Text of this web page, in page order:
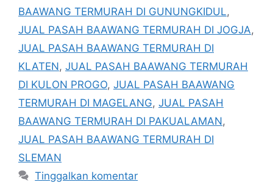
BAAWANG TERMURAH DI GUNUNGKIDUL,
JUAL PASAH BAAWANG TERMURAH DI JOGJA,
JUAL PASAH BAAWANG TERMURAH DI
KLATEN, JUAL PASAH BAAWANG TERMURAH
DI KULON PROGO, JUAL PASAH BAAWANG
TERMURAH DI MAGELANG, JUAL PASAH
BAAWANG TERMURAH DI PAKUALAMAN,
JUAL PASAH BAAWANG TERMURAH DI
SLEMAN
Tinggalkan komentar